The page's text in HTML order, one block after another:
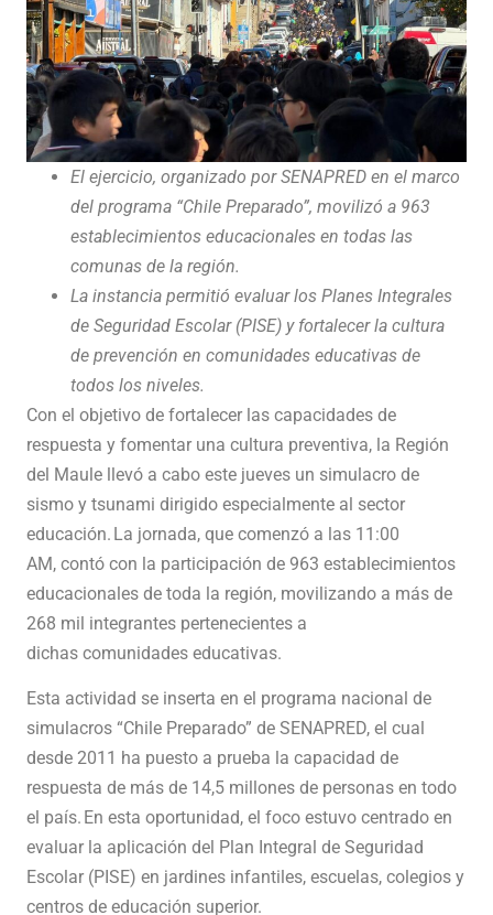
El ejercicio, organizado por SENAPRED en el marco
del programa “Chile Preparado”, movilizó a 963
establecimientos educacionales en todas las
comunas de la región.
La instancia permitió evaluar los Planes Integrales
de Seguridad Escolar (PISE) y fortalecer la cultura
de prevención en comunidades educativas de
todos los niveles.
Con el objetivo de fortalecer las capacidades de
respuesta y fomentar una cultura preventiva, la Región
del Maule llevó a cabo este jueves un simulacro de
sismo y tsunami dirigido especialmente al sector
educación. La jornada, que comenzó a las 11:00
AM, contó con la participación de 963 establecimientos
educacionales de toda la región, movilizando a más de
268 mil integrantes pertenecientes a
dichas comunidades educativas.
Esta actividad se inserta en el programa nacional de
simulacros “Chile Preparado” de SENAPRED, el cual
desde 2011 ha puesto a prueba la capacidad de
respuesta de más de 14,5 millones de personas en todo
el país. En esta oportunidad, el foco estuvo centrado en
evaluar la aplicación del Plan Integral de Seguridad
Escolar (PISE) en jardines infantiles, escuelas, colegios y
centros de educación superior.